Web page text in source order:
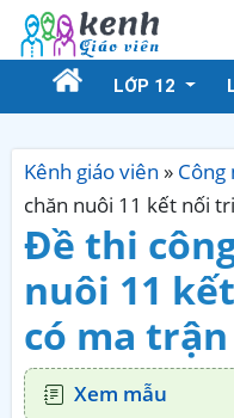
LỚP 12
Kênh giáo viên » Công
chăn nuôi 11 kết nối
Đề thi
nuôi 11
có ma trận
Xem mẫu